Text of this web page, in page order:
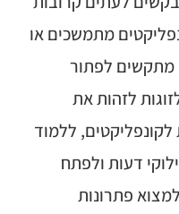
מתמשכים או
מתקשים לפתור
לזהות את
ללמוד
דעות ולפתח
פתרונות